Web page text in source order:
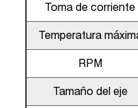
Toma de corriente
Temperatura
RPM
Tamaño del eje